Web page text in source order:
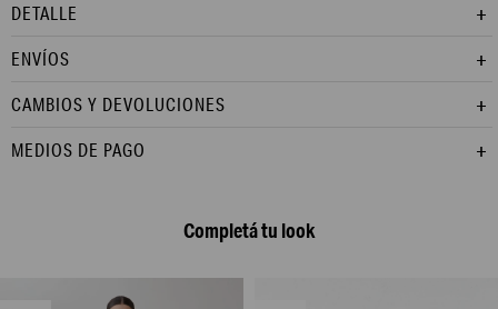
DETALLE
ENVÍOS
CAMBIOS Y DEVOLUCIONES
MEDIOS DE PAGO
Completá tu look